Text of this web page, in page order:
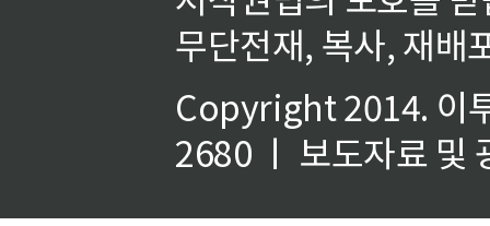
무단전재, 복사, 재배
Copyright 2014. 이
2680 ㅣ 보도자료